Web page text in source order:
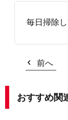
毎日掃除
前へ
おすすめ関